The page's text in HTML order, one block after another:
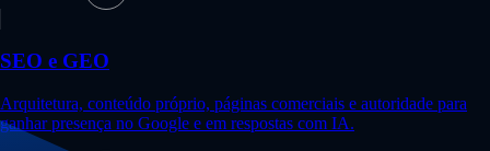
SEO e GEO
Arquitetura, conteúdo próprio, páginas comerciais e autoridade para
ganhar presença no Google e em respostas com IA.